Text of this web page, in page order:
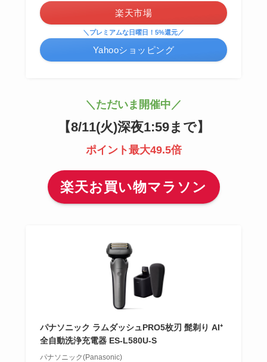
楽天市場
＼プレミアムな日曜日！5%還元／
Yahooショッピング
＼ただいま開催中／
【8/11(火)深夜1:59まで】
ポイント最大49.5倍
楽天お買い物マラソン
パナソニック ラムダッシュPRO5枚刃 髭剃り AI⁺
全自動洗浄充電器 ES-L580U-S
パナソニック(Panasonic)